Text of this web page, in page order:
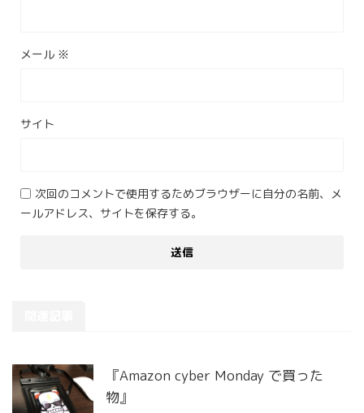
メール ※
サイト
次回のコメントで使用するためブラウザーに自分の名前、メ
ールアドレス、サイトを保存する。
『Amazon cyber Monday で買った
物』